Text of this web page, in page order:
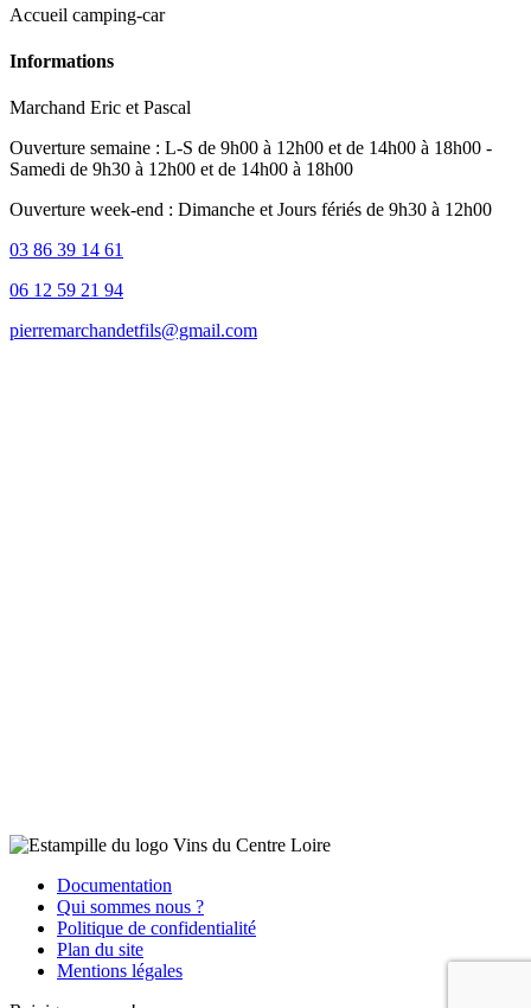
Accueil camping-car
Informations
Marchand Eric et Pascal
Ouverture semaine : L-S de 9h00 à 12h00 et de 14h00 à 18h00 -
Samedi de 9h30 à 12h00 et de 14h00 à 18h00
Ouverture week-end : Dimanche et Jours fériés de 9h30 à 12h00
03 86 39 14 61
06 12 59 21 94
pierremarchandetfils@gmail.com
Documentation
Qui sommes nous ?
Politique de confidentialité
Plan du site
Mentions légales